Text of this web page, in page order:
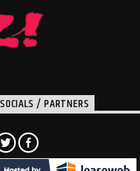
SOCIALS / PARTNERS